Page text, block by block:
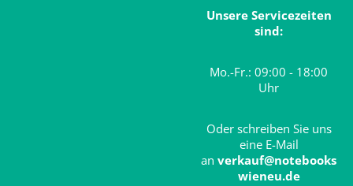
Unsere Servicezeiten
sind:
Mo.-Fr.: 09:00 - 18:00
Uhr
Oder schreiben Sie uns
eine E-Mail
an verkauf@notebooks
wieneu.de